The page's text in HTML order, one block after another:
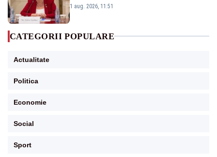
nu este o reușită pentru Guvernul
1 aug. 2026, 11:51
CATEGORII POPULARE
Actualitate
Politica
Economie
Social
Sport